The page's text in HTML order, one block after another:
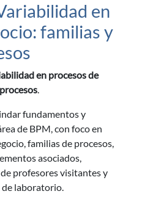
en
familias y
en procesos de
.
fundamentos y
de BPM, con foco en
familias de procesos,
asociados,
profesores visitantes y
de laboratorio.